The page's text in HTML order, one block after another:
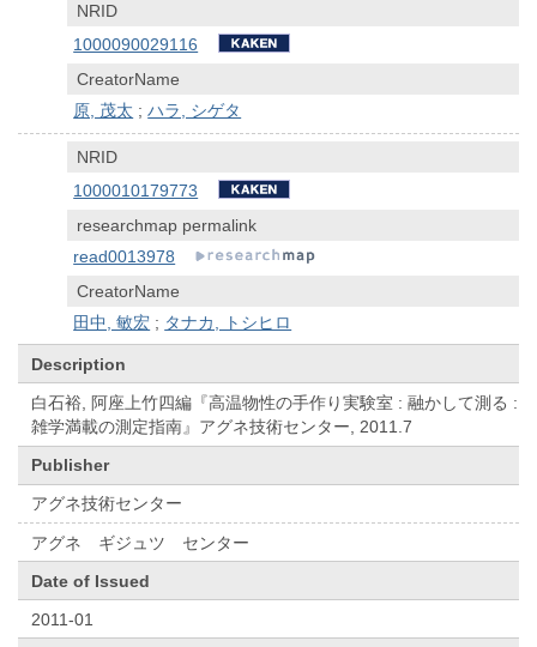
NRID
1000090029116
CreatorName
原, 茂太 ;ハラ, シゲタ
NRID
1000010179773
researchmap permalink
read0013978
CreatorName
田中, 敏宏 ; タナカ, トシヒロ
Description
白石裕, 阿座上竹四編『高温物性の手作り実験室 : 融かして測る :
雑学満載の測定指南』アグネ技術センター, 2011.7
Publisher
アグネ技術センター
アグネ ギジュツ センター
Date of Issued
2011-01